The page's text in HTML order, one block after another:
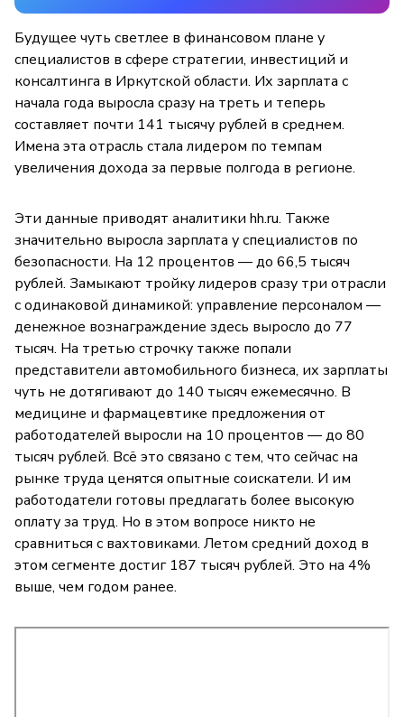
Будущее чуть светлее в финансовом плане у
специалистов в сфере стратегии, инвестиций и
консалтинга в Иркутской области. Их зарплата с
начала года выросла сразу на треть и теперь
составляет почти 141 тысячу рублей в среднем.
Имена эта отрасль стала лидером по темпам
увеличения дохода за первые полгода в регионе.
Эти данные приводят аналитики hh.ru. Также
значительно выросла зарплата у специалистов по
безопасности. На 12 процентов — до 66,5 тысяч
рублей. Замыкают тройку лидеров сразу три отрасли
с одинаковой динамикой: управление персоналом —
денежное вознаграждение здесь выросло до 77
тысяч. На третью строчку также попали
представители автомобильного бизнеса, их зарплаты
чуть не дотягивают до 140 тысяч ежемесячно. В
медицине и фармацевтике предложения от
работодателей выросли на 10 процентов — до 80
тысяч рублей. Всё это связано с тем, что сейчас на
рынке труда ценятся опытные соискатели. И им
работодатели готовы предлагать более высокую
оплату за труд. Но в этом вопросе никто не
сравниться с вахтовиками. Летом средний доход в
этом сегменте достиг 187 тысяч рублей. Это на 4%
выше, чем годом ранее.